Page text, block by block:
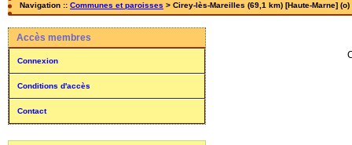
Navigation :: Communes et paroisses > Cirey-lès-Mareilles (69,1 km) [Haute-Marne] (o)
Accès membres
Connexion
Conditions d'accès
Contact